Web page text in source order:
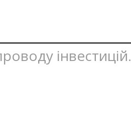
інвестицій.